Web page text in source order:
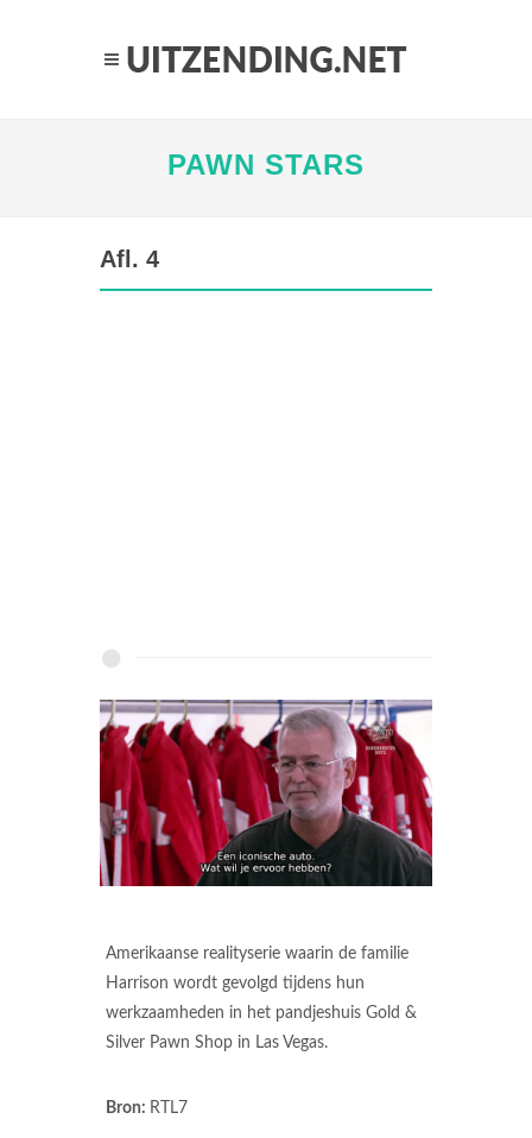
PAWN STARS
Afl. 4
Amerikaanse realityserie waarin de familie
Harrison wordt gevolgd tijdens hun
werkzaamheden in het pandjeshuis Gold &
Silver Pawn Shop in Las Vegas.
Bron: RTL7